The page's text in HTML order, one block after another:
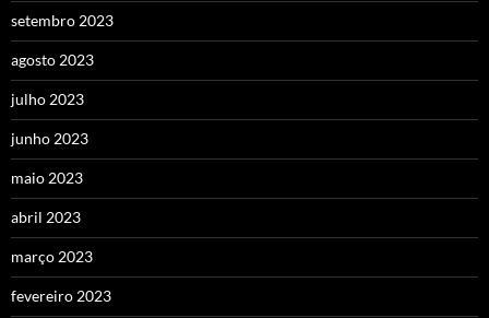
setembro 2023
agosto 2023
julho 2023
junho 2023
maio 2023
abril 2023
março 2023
fevereiro 2023